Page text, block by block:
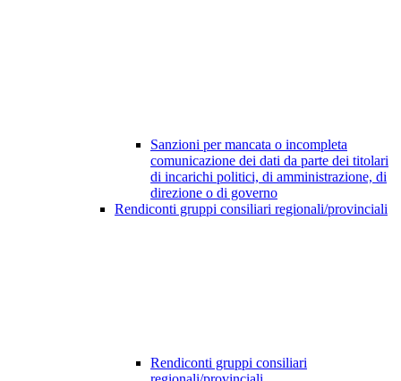
Sanzioni per mancata o incompleta
comunicazione dei dati da parte dei titolari
di incarichi politici, di amministrazione, di
direzione o di governo
Rendiconti gruppi consiliari regionali/provinciali
Rendiconti gruppi consiliari